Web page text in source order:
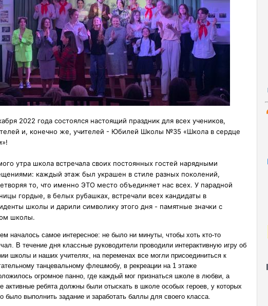
2022 года состоялся настоящий праздник для всех учеников,
и, конечно же, учителей - Юбилей Школы №35 «Школа в сердце
утра школа встречала своих постоянных гостей нарядными
каждый этаж был украшен в стиле разных поколений,
то, что именно ЭТО место объединяет нас всех. У парадной
гордые, в белых рубашках, встречали всех кандидаты в
школы и дарили символику этого дня - памятные значки с
школы.
началось самое интересное: не было ни минуты, чтобы хоть кто-то
В течение дня классные руководители проводили интерактивную игру об
школы и наших учителях, на переменах все могли присоединиться к
танцевальному флешмобу, в рекреации на 1 этаже
огромное панно, где каждый мог признаться школе в любви, а
активные ребята должны были отыскать в школе особых героев, у которых
было выполнить задание и заработать баллы для своего класса.